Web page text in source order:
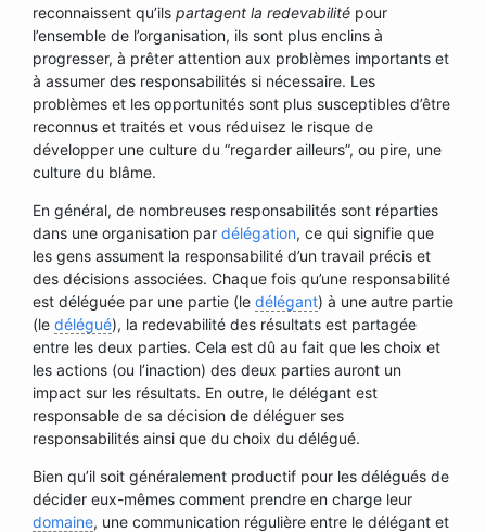
reconnaissent qu’ils partagent la redevabilité pour
l’ensemble de l’organisation, ils sont plus enclins à
progresser, à prêter attention aux problèmes importants et
à assumer des responsabilités si nécessaire. Les
problèmes et les opportunités sont plus susceptibles d’être
reconnus et traités et vous réduisez le risque de
développer une culture du “regarder ailleurs”, ou pire, une
culture du blâme.
En général, de nombreuses responsabilités sont réparties
dans une organisation par délégation, ce qui signifie que
les gens assument la responsabilité d’un travail précis et
des décisions associées. Chaque fois qu’une responsabilité
est déléguée par une partie (le délégant) à une autre partie
(le délégué), la redevabilité des résultats est partagée
entre les deux parties. Cela est dû au fait que les choix et
les actions (ou l’inaction) des deux parties auront un
impact sur les résultats. En outre, le délégant est
responsable de sa décision de déléguer ses
responsabilités ainsi que du choix du délégué.
Bien qu’il soit généralement productif pour les délégués de
décider eux-mêmes comment prendre en charge leur
domaine, une communication régulière entre le délégant et